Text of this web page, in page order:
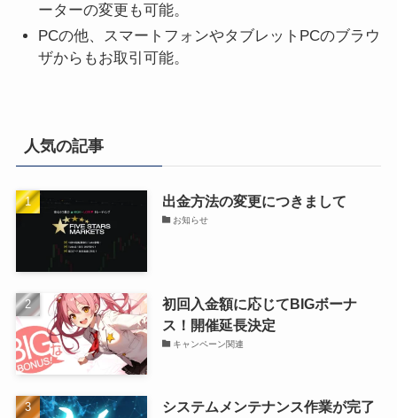
ーターの変更も可能。
PCの他、スマートフォンやタブレットPCのブラウ
ザからもお取引可能。
人気の記事
出金方法の変更につきまして
お知らせ
初回入金額に応じてBIGボーナ
ス！開催延長決定
キャンペーン関連
システムメンテナンス作業が完了